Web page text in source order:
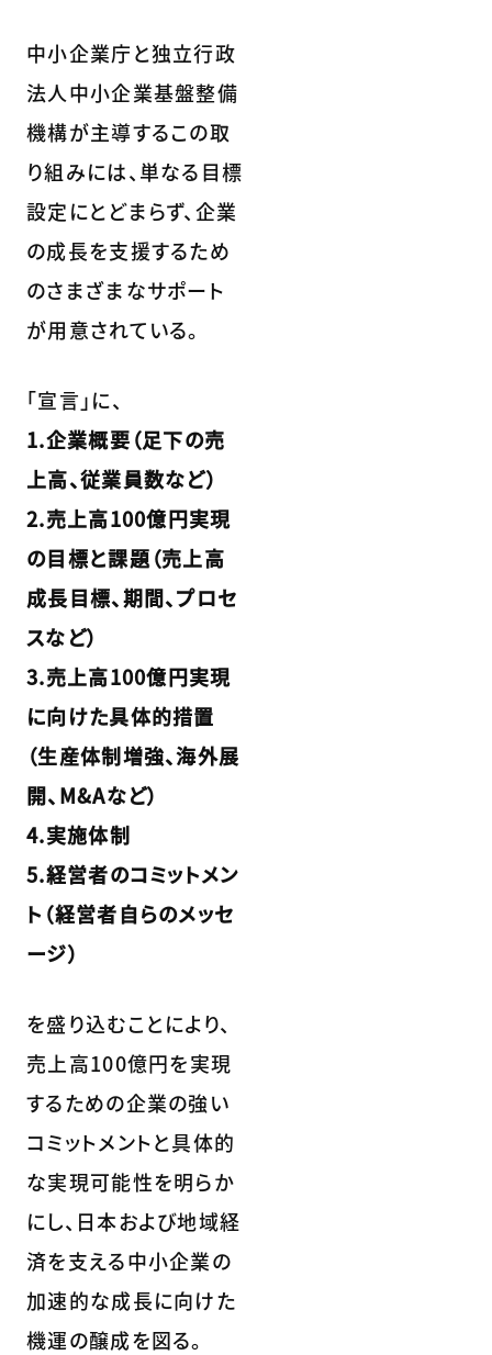
中小企業庁と独立行政
法人中小企業基盤整備
機構が主導するこの取
り組みには、単なる目標
設定にとどまらず、企業
の成長を支援するため
のさまざまなサポート
が用意されている。
「宣言」に、
1.企業概要（足下の売
上高、従業員数など）
2.売上高100億円実現
の目標と課題（売上高
成長目標、期間、プロセ
スなど）
3.売上高100億円実現
に向けた具体的措置
（生産体制増強、海外展
開、M&Aなど）
4.実施体制
5.経営者のコミットメン
ト（経営者自らのメッセ
ージ）
を盛り込むことにより、
売上高100億円を実現
するための企業の強い
コミットメントと具体的
な実現可能性を明らか
にし、日本および地域経
済を支える中小企業の
加速的な成長に向けた
機運の醸成を図る。